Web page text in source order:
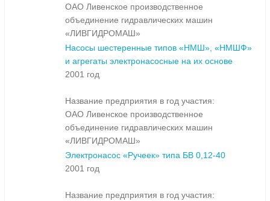
ОАО Ливенское производственное
объединение гидравлических машин
«ЛИВГИДРОМАШ»
Насосы шестеренные типов «НМШ», «НМШФ»
и агрегаты электронасосные на их основе
2001 год
Название предприятия в год участия:
ОАО Ливенское производственное
объединение гидравлических машин
«ЛИВГИДРОМАШ»
Электронасос «Ручеек» типа БВ 0,12-40
2001 год
Название предприятия в год участия: